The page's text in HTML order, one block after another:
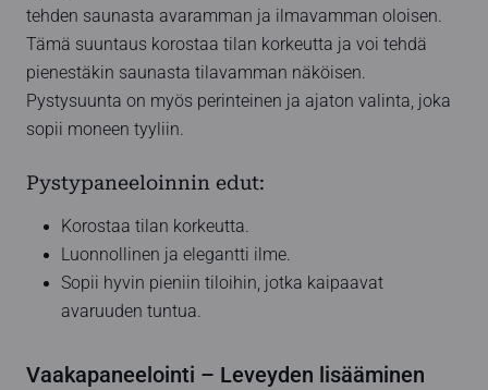
tehden saunasta avaramman ja ilmavamman oloisen.
Tämä suuntaus korostaa tilan korkeutta ja voi tehdä
pienestäkin saunasta tilavamman näköisen.
Pystysuunta on myös perinteinen ja ajaton valinta, joka
sopii moneen tyyliin.
Pystypaneeloinnin edut:
Korostaa tilan korkeutta.
Luonnollinen ja elegantti ilme.
Sopii hyvin pieniin tiloihin, jotka kaipaavat
avaruuden tuntua.
Vaakapaneelointi – Leveyden lisääminen